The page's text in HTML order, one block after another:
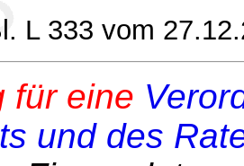
L 333 vom
für eine
und des